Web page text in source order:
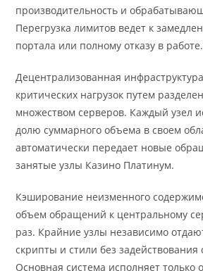
производительность и
Перегрузка лимитов ведет к
портала или полному отказу в работе.
Децентрализованная
критических нагрузок путем
множеством серверов. Каждый узел
долю суммарного объема в своем
автоматически передает новые
занятые узлы Казино Платинум.
Кэширование неизменного
объем обращений к центральному
раз. Крайние узлы независимо
скрипты и стили без
Основная система исполняет только